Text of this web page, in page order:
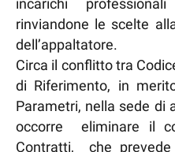
incarichi
rinviandone le scelte
dell’appaltatore.
Circa il conflitto tra
di Riferimento, in
Parametri, nella sede di
occorre eliminare il
Contratti, che